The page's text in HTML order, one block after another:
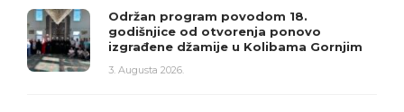
Održan program povodom 18.
godišnjice od otvorenja ponovo
izgrađene džamije u Kolibama Gornjim
3. Augusta 2026.